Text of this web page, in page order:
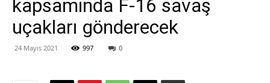
kapsamında F-16 savaş
uçakları gönderecek
24 Mayıs 2021 997 0